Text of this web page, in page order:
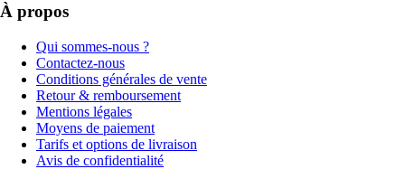
À propos
Qui sommes-nous ?
Contactez-nous
Conditions générales de vente
Retour & remboursement
Mentions légales
Moyens de paiement
Tarifs et options de livraison
Avis de confidentialité